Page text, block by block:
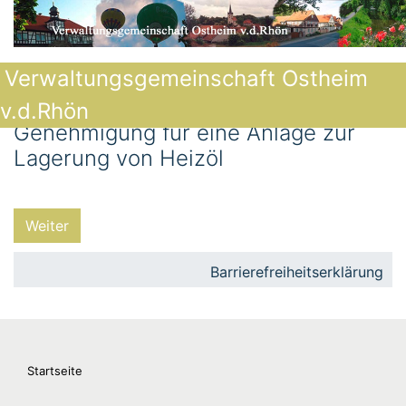
Verwaltungsgemeinschaft Ostheim
v.d.Rhön
Genehmigung für eine Anlage zur
Lagerung von Heizöl
Weiter
Barrierefreiheitserklärung
Startseite